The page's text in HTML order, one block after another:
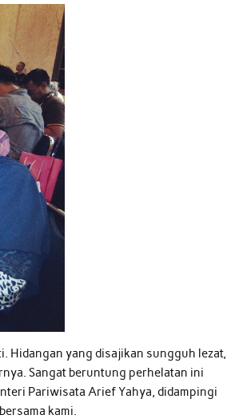
Hidangan yang disajikan sungguh lezat,
Sangat beruntung perhelatan ini
Pariwisata Arief Yahya, didampingi
kami.